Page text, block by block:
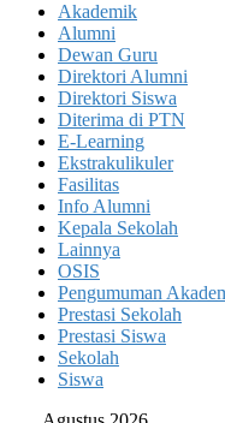
Akademik
Alumni
Dewan Guru
Direktori Alumni
Direktori Siswa
Diterima di PTN
E-Learning
Ekstrakulikuler
Fasilitas
Info Alumni
Kepala Sekolah
Lainnya
OSIS
Pengumuman
Prestasi Sekolah
Prestasi Siswa
Sekolah
Siswa